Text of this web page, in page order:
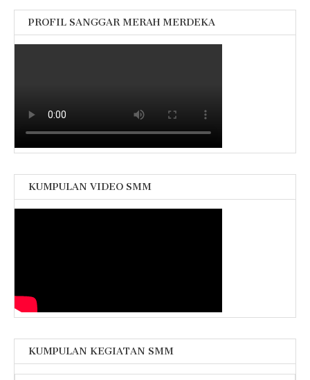
PROFIL SANGGAR MERAH MERDEKA
KUMPULAN VIDEO SMM
KUMPULAN KEGIATAN SMM